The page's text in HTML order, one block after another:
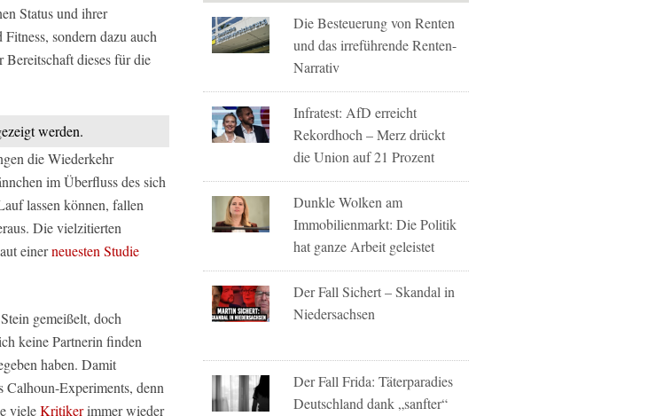
Status und ihrer
sondern dazu auch
Bereitschaft dieses für die
werden.
die Wiederkehr
im Überfluss des sich
lassen können, fallen
Die vielzitierten
einerneuesten Studie
gemeißelt, doch
keine Partnerin finden
haben. Damit
Calhoun-Experiments, denn
vieleKritikerimmer wieder
Die Besteuerung von Renten
und das irreführende Renten-
Narrativ
Infratest: AfD erreicht
Rekordhoch – Merz drückt
die Union auf 21 Prozent
Dunkle Wolken am
Immobilienmarkt: Die Politik
hat ganze Arbeit geleistet
Der Fall Sichert – Skandal in
Niedersachsen
Der Fall Frida: Täterparadies
Deutschland dank „sanfter“